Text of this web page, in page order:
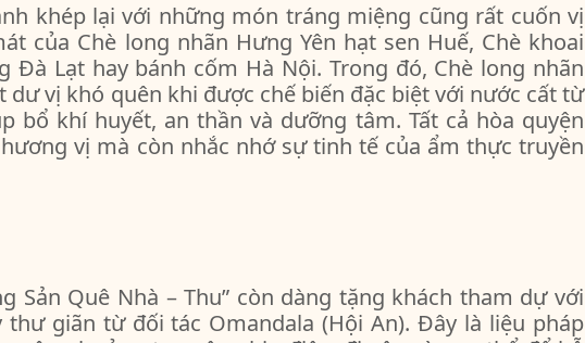
khép lại với những món tráng miệng cũng rất cuốn vị
của Chè long nhãn Hưng Yên hạt sen Huế, Chè khoai
Đà Lạt hay bánh cốm Hà Nội. Trong đó, Chè long nhãn
dư vị khó quên khi được chế biến đặc biệt với nước cất từ
bổ khí huyết, an thần và dưỡng tâm. Tất cả hòa quyện
vị mà còn nhắc nhớ sự tinh tế của ẩm thực truyền
Sản Quê Nhà – Thu” còn dàng tặng khách tham dự với
thư giãn từ đối tác Omandala (Hội An). Đây là liệu pháp